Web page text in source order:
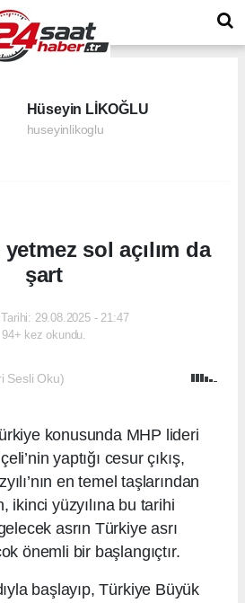
Hüseyin LİKOĞLU
huseyinlikoglu
yetmez sol açılım da
şart
29.08.2025 - 21:47
94+ kez okundu.
Sesli Oku)
konusunda MHP lideri
yaptığı cesur çıkış,
en temel taşlarından
ikinci yüzyılına bu tarihi
asrın Türkiye asrı
önemli bir başlangıçtır.
başlayıp, Türkiye Büyük